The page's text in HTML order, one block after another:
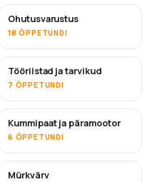
Ohutusvarustus
18 ÕPPETUNDI
Tööriistad ja tarvikud
7 ÕPPETUNDI
Kummipaat ja päramootor
6 ÕPPETUNDI
TULEMAS
Mürkvärv